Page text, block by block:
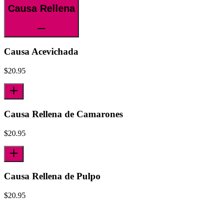
Causa Rellena
Causa Acevichada
$20.95
Causa Rellena de Camarones
$20.95
Causa Rellena de Pulpo
$20.95